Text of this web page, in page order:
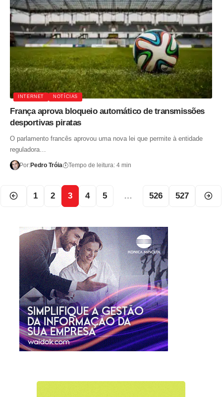
INTERNET NOTÍCIAS
França aprova bloqueio automático de transmissões
desportivas piratas
O parlamento francês aprovou uma nova lei que permite à entidade
reguladora…
Por:Pedro Tróia Tempo de leitura: 4 min
1 2 3 4 5 … 526 527